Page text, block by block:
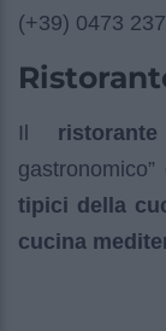
(+39) 0473
Il
tipici della
cucina